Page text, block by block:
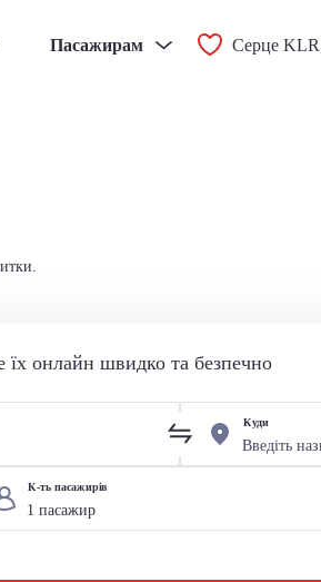
Пасажирам Серце KLR
онлайн швидко та безпечно
Куди
К-ть пасажирів